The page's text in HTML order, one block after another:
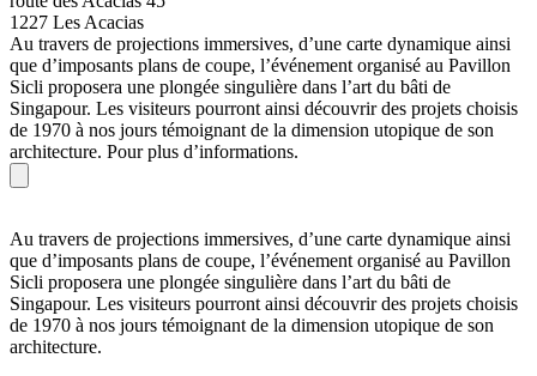
1227 Les Acacias
Au travers de projections immersives, d’une carte dynamique ainsi
que d’imposants plans de coupe, l’événement organisé au Pavillon
Sicli proposera une plongée singulière dans l’art du bâti de
Singapour. Les visiteurs pourront ainsi découvrir des projets choisis
de 1970 à nos jours témoignant de la dimension utopique de son
architecture. Pour plus d’informations.
Au travers de projections immersives, d’une carte dynamique ainsi
que d’imposants plans de coupe, l’événement organisé au Pavillon
Sicli proposera une plongée singulière dans l’art du bâti de
Singapour. Les visiteurs pourront ainsi découvrir des projets choisis
de 1970 à nos jours témoignant de la dimension utopique de son
architecture.